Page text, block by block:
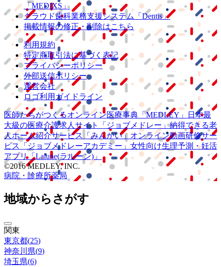
「MEDIXS」
クラウド歯科業務支援システム
「Dentis」
掲載情報の修正・削除はこちら
利用規約
特定商取引法に基づく表記
プライバシーポリシー
外部送信ポリシー
運営会社
ロゴ利用ガイドライン
医師たちがつくるオンライン医療事典 「MEDLEY」
日本最
大級の医療介護求人サイト 「ジョブメドレー」納得できる老
人ホーム紹介サービス
「みんかい」 オンライン動画研修サー
ビス
「ジョブメドレーアカデミー」 女性向け生理予測・妊活
アプリ「Lalune(ラルーン)」
©2016 MEDLEY, INC.
病院・診療所薬局
地域からさがす
関東
東京都(25)
神奈川県(9)
埼玉県(6)